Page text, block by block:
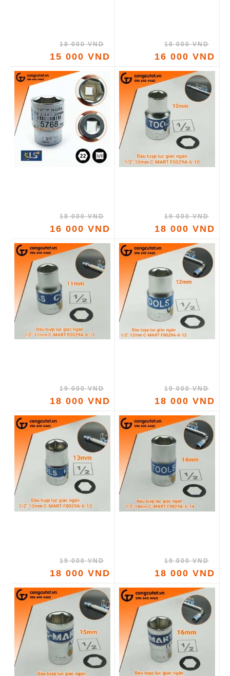
18 000 VND
15 000 VND
18 000 VND
16 000 VND
18 000 VND
16 000 VND
19 000 VND
18 000 VND
19 000 VND
18 000 VND
19 000 VND
18 000 VND
19 000 VND
18 000 VND
19 000 VND
18 000 VND